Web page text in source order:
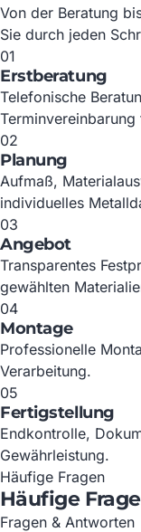
Von der Beratung
Sie durch jeden
01
Erstberatung
Telefonische
02
Planung
Aufmaß,
individuelles
03
Angebot
Transparentes
gewählten
04
Montage
Professionelle
Verarbeitung.
05
Fertigstellung
Endkontrolle,
Gewährleistung.
Häufige Fragen
Häufige
Fragen & Antworten